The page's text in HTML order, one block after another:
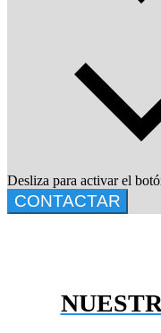
Desliza para activar el
CONTACTAR